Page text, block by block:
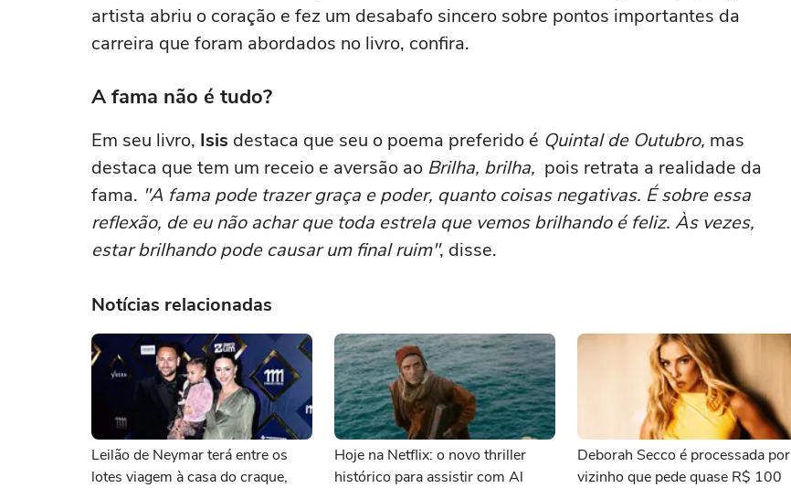
artista abriu o coração e fez um desabafo sincero sobre pontos importantes da
carreira que foram abordados no livro, confira.
A fama não é tudo?
Em seu livro, Isis destaca que seu o poema preferido é Quintal de Outubro, mas
destaca que tem um receio e aversão ao Brilha, brilha, pois retrata a realidade da
fama. "A fama pode trazer graça e poder, quanto coisas negativas. É sobre essa
reflexão, de eu não achar que toda estrela que vemos brilhando é feliz. Às vezes,
estar brilhando pode causar um final ruim", disse.
Notícias relacionadas
Leilão de Neymar terá entre os
lotes viagem à casa do craque,
Hoje na Netflix: o novo thriller
histórico para assistir com Al
Deborah Secco é processada por
vizinho que pede quase R$ 100